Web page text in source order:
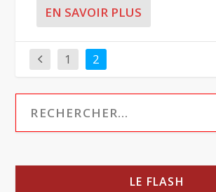
EN SAVOIR PLUS
1 2
LE FLASH